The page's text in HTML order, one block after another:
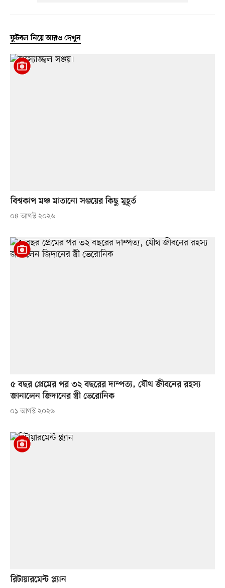
ফুটবল নিয়ে আরও দেখুন
বিশ্বকাপ মঞ্চ মাতানো সঞ্জয়ের কিছু মুহূর্ত
০৪ আগস্ট ২০২৬
৫ বছর প্রেমের পর ৩২ বছরের দাম্পত্য, যৌথ জীবনের রহস্য
জানালেন জিদানের স্ত্রী ভেরোনিক
০১ আগস্ট ২০২৬
রিটায়ারমেন্ট প্ল্যান